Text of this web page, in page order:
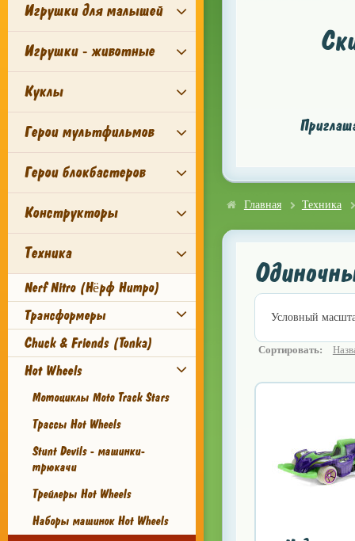
Игрушки для малышей
Игрушки - животные
Куклы
Герои мультфильмов
Герои блокбастеров
Конструкторы
Техника
Nerf Nitro (Нёрф Нитро)
Трансформеры
Chuck & Friends (Tonka)
Hot Wheels
Мотоциклы Moto Track Stars
Трассы Hot Wheels
Stunt Devils - машинки-
трюкачи
Трейлеры Hot Wheels
Наборы машинок Hot Wheels
Главная Техника
Условный
Сортировать: